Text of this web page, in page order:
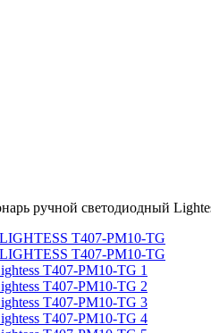
ручной светодиодный